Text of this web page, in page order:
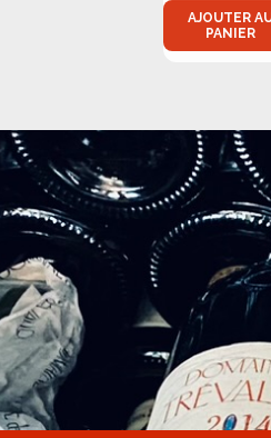
AJOUTER
PANIER